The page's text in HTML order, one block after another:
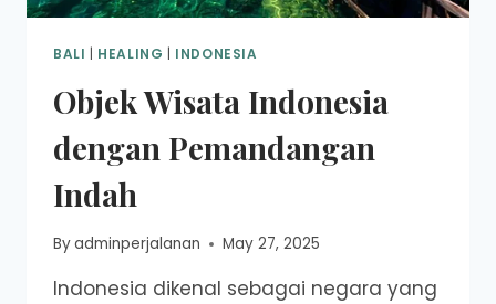
BALI HEALING INDONESIA
Objek Wisata Indonesia
dengan Pemandangan
Indah
Byadminperjalanan May 27, 2025
Indonesia dikenal sebagai negara yang